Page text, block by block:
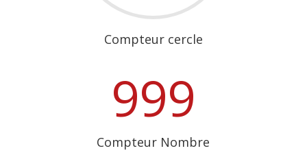
Compteur cercle
999
Compteur Nombre